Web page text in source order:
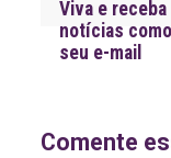
Viva e receba
notícias
seu e-mail
Comente